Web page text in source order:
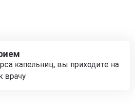
капельниц, вы приходите на
врачу